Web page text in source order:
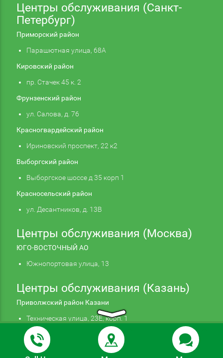
Центры обслуживания (Санкт-
Петербург)
Приморский район
Парашютная улица, 68А
Кировский район
пр. Стачек 45 к. 2
Фрунзенский район
ул. Салова, д. 76
Красногвардейский район
Ириновский проспект, 22 к2
Выборгский район
Выборгское шоссе д 35 корп 1
Красносельский район
ул. Десантников, д. 13В
Центры обслуживания (Москва)
ЮГО-ВОСТОЧНЫЙ АО
Южнопортовая улица, 13
Центры обслуживания (Казань)
Приволжский район Казани
Техническая улица, 23Е, корп. 1
© 2026 Autohelp. Все права защищены. Информация,
Подтверждаю
Продолжая использовать наш сайт, вы даете
согласие на обработку файлов cookie,
которые обеспечивают правильную работу сайта.
Подробнее